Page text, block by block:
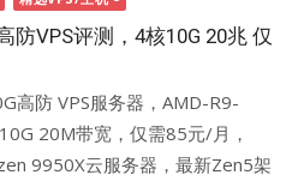
防VPS评测，4核10G 20兆 仅
高防 VPS服务器，AMD-R9-
20M带宽，仅需85元/月，
9950X云服务器，最新Zen5架